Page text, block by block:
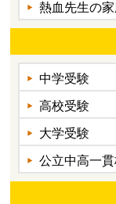
熱血先生の
中学受験
高校受験
大学受験
公立中高一